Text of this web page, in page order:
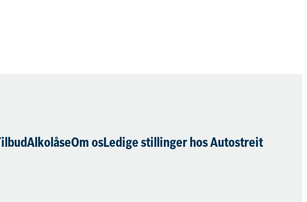
AlkolåseOm osLedige stillinger hos Autostreit